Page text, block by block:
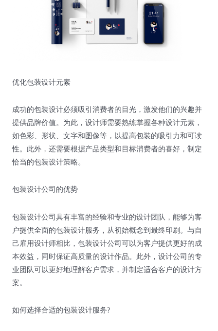
优化包装设计元素
成功的包装设计必须吸引消费者的目光，激发他们的兴趣并
提供品牌价值。为此，设计师需要熟练掌握各种设计元素，
如色彩、形状、文字和图像等，以提高包装的吸引力和可读
性。此外，还需要根据产品类型和目标消费者的喜好，制定
恰当的包装设计策略。
包装设计公司的优势
包装设计公司具有丰富的经验和专业的设计团队，能够为客
户提供全面的包装设计服务，从初始概念到最终印刷。与自
己雇用设计师相比，包装设计公司可以为客户提供更好的成
本效益，同时保证高质量的设计作品。此外，设计公司的专
业团队可以更好地理解客户需求，并制定适合客户的设计方
案。
如何选择合适的包装设计服务?